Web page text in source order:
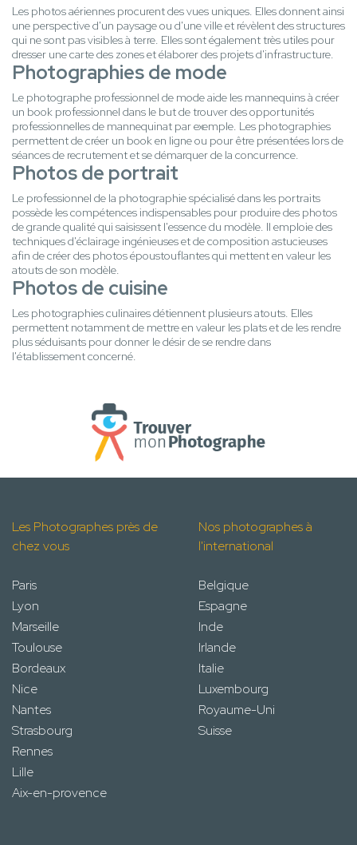
Les photos aériennes procurent des vues uniques. Elles donnent ainsi
une perspective d'un paysage ou d'une ville et révèlent des structures
qui ne sont pas visibles à terre. Elles sont également très utiles pour
dresser une carte des zones et élaborer des projets d'infrastructure.
Photographies de mode
Le photographe professionnel de mode aide les mannequins à créer
un book professionnel dans le but de trouver des opportunités
professionnelles de mannequinat par exemple. Les photographies
permettent de créer un book en ligne ou pour être présentées lors de
séances de recrutement et se démarquer de la concurrence.
Photos de portrait
Le professionnel de la photographie spécialisé dans les portraits
possède les compétences indispensables pour produire des photos
de grande qualité qui saisissent l'essence du modèle. Il emploie des
techniques d'éclairage ingénieuses et de composition astucieuses
afin de créer des photos époustouflantes qui mettent en valeur les
atouts de son modèle.
Photos de cuisine
Les photographies culinaires détiennent plusieurs atouts. Elles
permettent notamment de mettre en valeur les plats et de les rendre
plus séduisants pour donner le désir de se rendre dans
l'établissement concerné.
Les Photographes près de
chez vous
Paris
Lyon
Marseille
Toulouse
Bordeaux
Nice
Nantes
Strasbourg
Rennes
Lille
Aix-en-provence
Nos photographes à
l'international
Belgique
Espagne
Inde
Irlande
Italie
Luxembourg
Royaume-Uni
Suisse